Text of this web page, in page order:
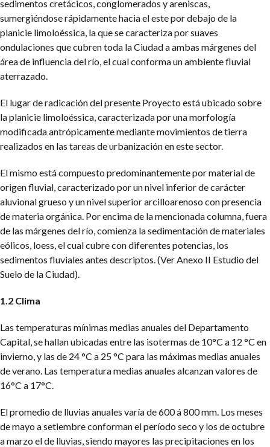
sedimentos cretácicos, conglomerados y areniscas,
sumergiéndose rápidamente hacia el este por debajo de la
planicie limoloéssica, la que se caracteriza por suaves
ondulaciones que cubren toda la Ciudad a ambas márgenes del
área de influencia del río, el cual conforma un ambiente fluvial
aterrazado.
El lugar de radicación del presente Proyecto está ubicado sobre
la planicie limoloéssica, caracterizada por una morfología
modificada antrópicamente mediante movimientos de tierra
realizados en las tareas de urbanización en este sector.
El mismo está compuesto predominantemente por material de
origen fluvial, caracterizado por un nivel inferior de carácter
aluvional grueso y un nivel superior arcilloarenoso con presencia
de materia orgánica. Por encima de la mencionada columna, fuera
de las márgenes del río, comienza la sedimentación de materiales
eólicos, loess, el cual cubrecon diferentes potencias, los
sedimentos fluviales antes descriptos. (Ver Anexo II Estudio del
Suelo de la Ciudad).
1.2 Clima
Las temperaturas mínimas medias anuales del Departamento
Capital, se hallan ubicadas entre las isotermas de 10°C a 12 °C en
invierno, y las de 24 °C a 25 °C para las máximas medias anuales
de verano. Las temperatura medias anuales alcanzan valores de
16°C a 17°C.
El promedio de lluvias anuales varía de 600 á 800 mm. Los meses
de mayo a setiembre conforman el período seco y los de octubre
a marzo el de lluvias, siendo mayores las precipitaciones en los